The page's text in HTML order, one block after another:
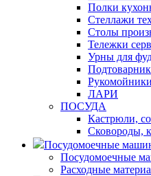
Полки
Стеллажи
Столы
Тележки
Урны для
ЛАРИ
ПОСУДА
Кастрюли,
Сковороды,
Посудомоечные
Посудомоечные
Расходные